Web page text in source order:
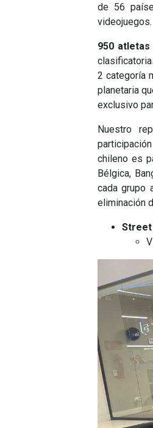
de 56
videojuegos.
950
2 categoría
planetaria
exclusivo
Nuestro
chileno es
Bélgica,
cada grupo
eliminación
Street